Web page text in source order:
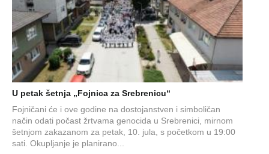
U petak šetnja „Fojnica za Srebrenicu“
Fojničani će i ove godine na dostojanstven i simboličan
način odati počast žrtvama genocida u Srebrenici, mirnom
šetnjom zakazanom za petak, 10. jula, s početkom u 19:00
sati. Okupljanje je planirano...